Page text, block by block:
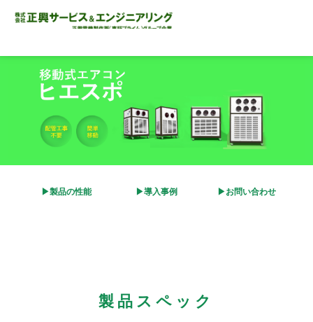
▶製品の性能 ▶導入事例 ▶お問い合わせ
製品スペック